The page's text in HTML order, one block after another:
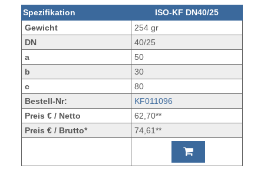
Spezifikation
ISO-KF DN40/25
Gewicht
254 gr
DN
40/25
a
50
b
30
c
80
Bestell-Nr:
KF011096
Preis € / Netto
62,70**
Preis € / Brutto*
74,61**